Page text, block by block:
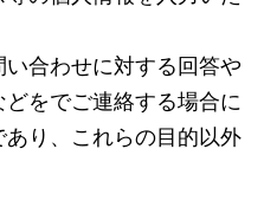
合わせに対する回答や
をでご連絡する場合に
り、これらの目的以外